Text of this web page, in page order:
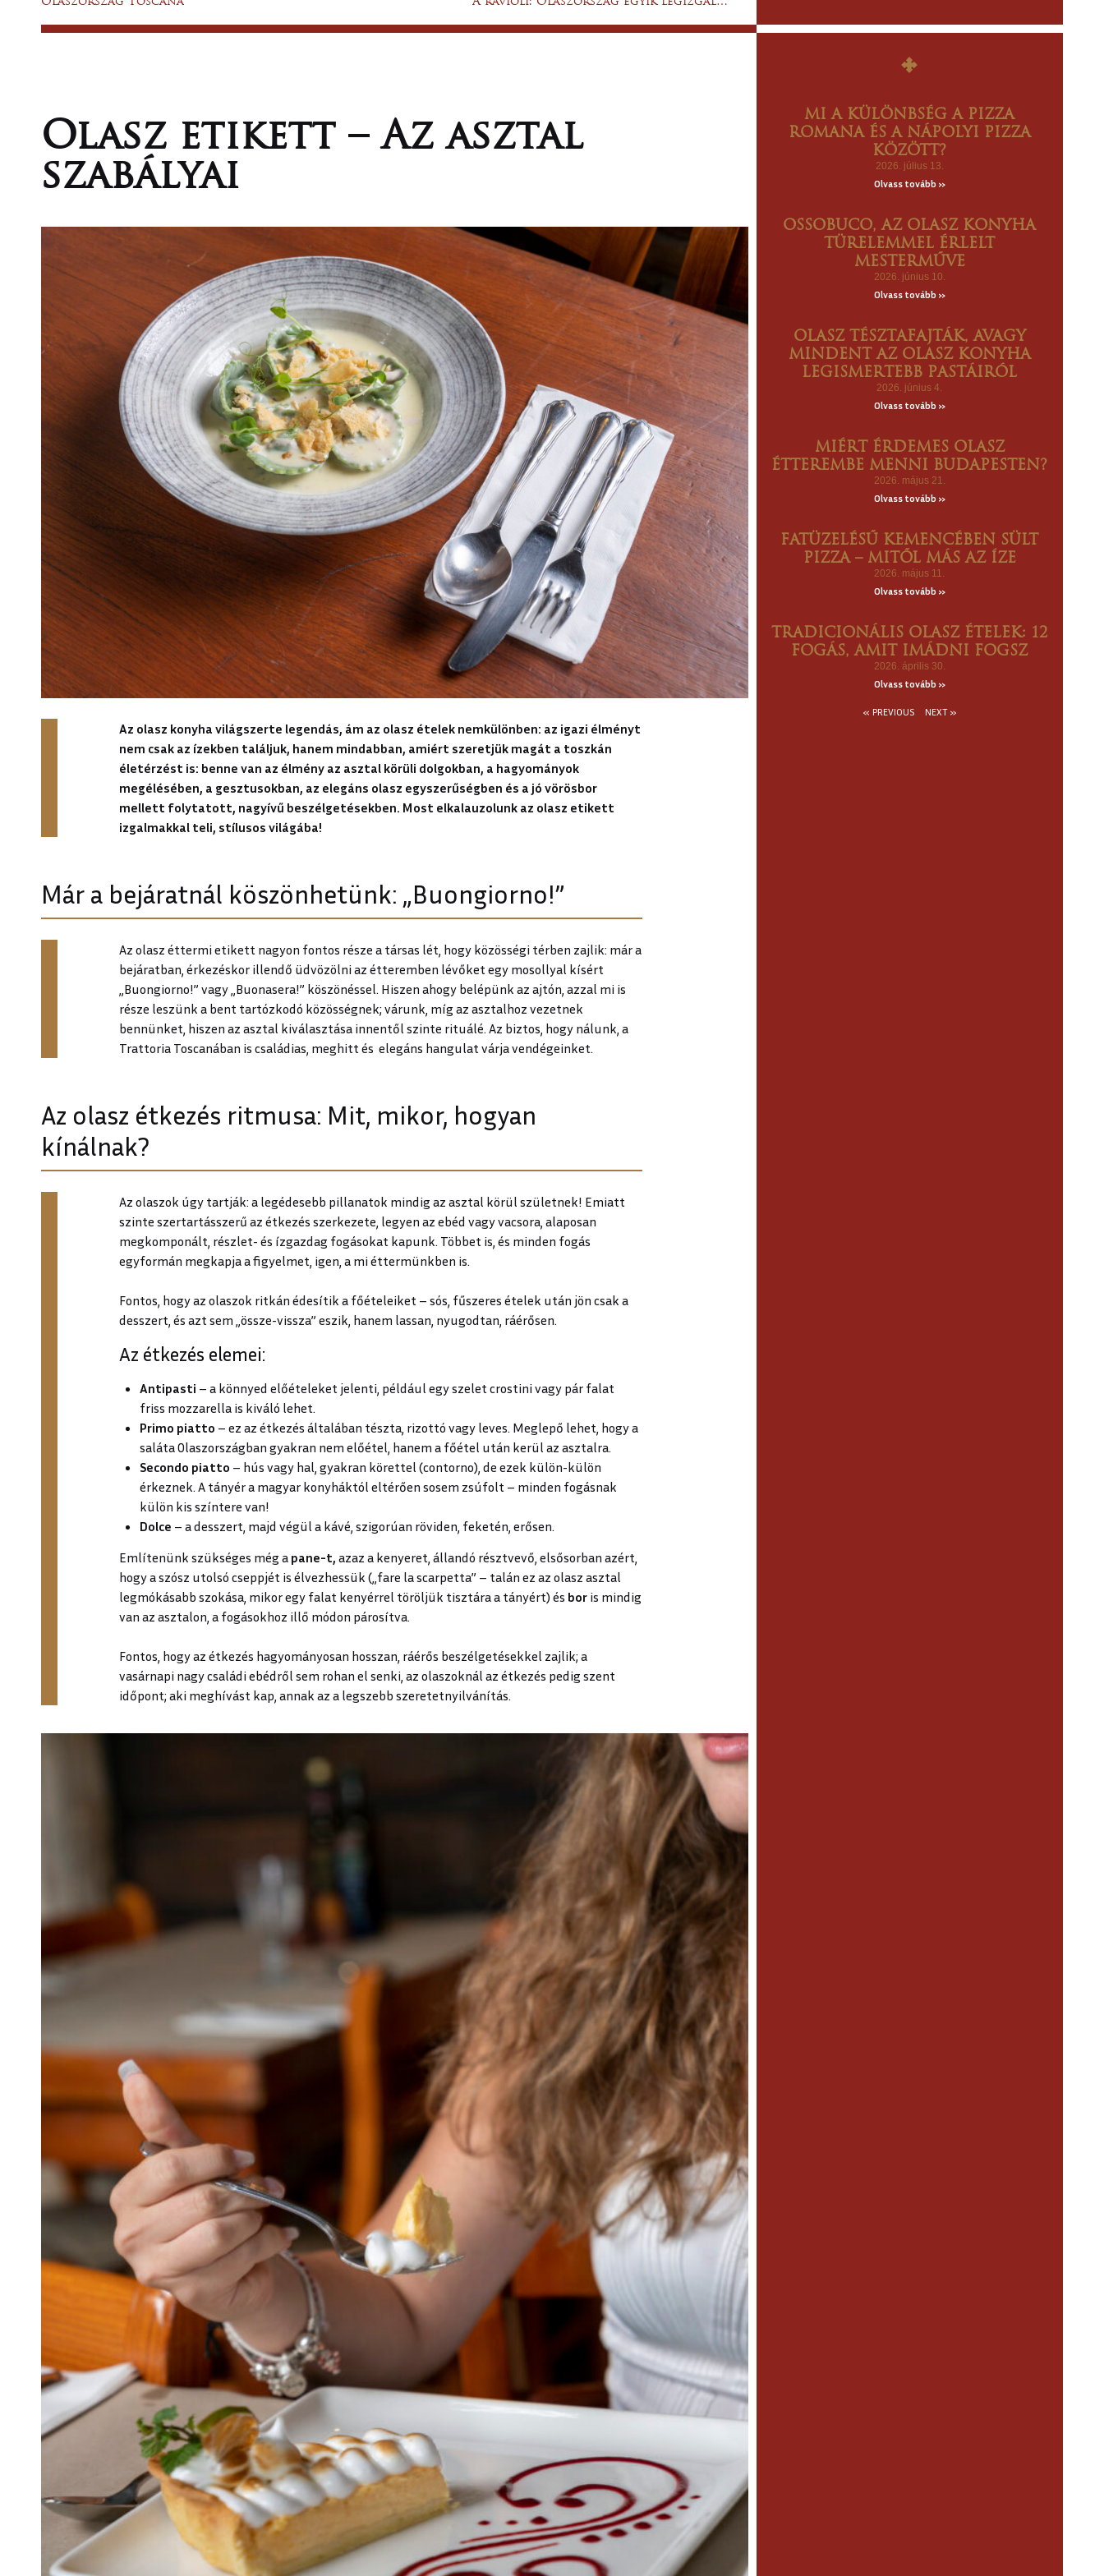
ITALLAP
TOSZKÁNÁBA
KAPCSOLAT
Olasz etikett – Az asztal
szabályai
Az olasz konyha világszerte legendás, ám az olasz ételek nemkülönben: az igazi élményt
nem csak az ízekben találjuk, hanem mindabban, amiért szeretjük magát a toszkán
életérzést is: benne van az élmény az asztal körüli dolgokban, a hagyományok
megélésében, a gesztusokban, az elegáns olasz egyszerűségben és a jó vörösbor
mellett folytatott, nagyívű beszélgetésekben. Most elkalauzolunk az olasz etikett
izgalmakkal teli, stílusos világába!
Már a bejáratnál köszönhetünk: „Buongiorno!”
Az olasz éttermi etikett nagyon fontos része a társas lét, hogy közösségi térben zajlik: már a
bejáratban, érkezéskor illendő üdvözölni az étteremben lévőket egy mosollyal kísért
„Buongiorno!” vagy „Buonasera!” köszönéssel. Hiszen ahogy belépünk az ajtón, azzal mi is
része leszünk a bent tartózkodó közösségnek; várunk, míg az asztalhoz vezetnek
bennünket, hiszen az asztal kiválasztása innentől szinte rituálé. Az biztos, hogy nálunk, a
Trattoria Toscanában is családias, meghitt és elegáns hangulat várja vendégeinket.
Az olasz étkezés ritmusa: Mit, mikor, hogyan
kínálnak?
Az olaszok úgy tartják: a legédesebb pillanatok mindig az asztal körül születnek! Emiatt
szinte szertartásszerű az étkezés szerkezete, legyen az ebéd vagy vacsora, alaposan
megkomponált, részlet- és ízgazdag fogásokat kapunk. Többet is, és minden fogás
egyformán megkapja a figyelmet, igen, a mi éttermünkben is.
Fontos, hogy az olaszok ritkán édesítik a főételeiket – sós, fűszeres ételek után jön csak a
desszert, és azt sem „össze-vissza” eszik, hanem lassan, nyugodtan, ráérősen.
Az étkezés elemei:
Antipasti – a könnyed előételeket jelenti, például egy szelet crostini vagy pár falat
friss mozzarella is kiváló lehet.
Primo piatto – ez az étkezés általában tészta, rizottó vagy leves. Meglepő lehet, hogy a
saláta Olaszországban gyakran nem előétel, hanem a főétel után kerül az asztalra.
Secondo piatto – hús vagy hal, gyakran körettel (contorno), de ezek külön-külön
érkeznek. A tányér a magyar konyháktól eltérően sosem zsúfolt – minden fogásnak
külön kis színtere van!
Dolce – a desszert, majd végül a kávé, szigorúan röviden, feketén, erősen.
Említenünk szükséges még a pane-t, azaz a kenyeret, állandó résztvevő, elsősorban azért,
hogy a szósz utolsó cseppjét is élvezhessük („fare la scarpetta” – talán ez az olasz asztal
legmókásabb szokása, mikor egy falat kenyérrel töröljük tisztára a tányért) és bor is mindig
van az asztalon, a fogásokhoz illő módon párosítva.
Fontos, hogy az étkezés hagyományosan hosszan, ráérős beszélgetésekkel zajlik; a
vasárnapi nagy családi ebédről sem rohan el senki, az olaszoknál az étkezés pedig szent
időpont; aki meghívást kap, annak az a legszebb szeretetnyilvánítás.
MI A KÜLÖNBSÉG A PIZZA
ROMANA ÉS A NÁPOLYI PIZZA
KÖZÖTT?
2026. július 13.
Olvass tovább »
OSSOBUCO, AZ OLASZ KONYHA
TÜRELEMMEL ÉRLELT
MESTERMŰVE
2026. június 10.
Olvass tovább »
OLASZ TÉSZTAFAJTÁK, AVAGY
MINDENT AZ OLASZ KONYHA
LEGISMERTEBB PASTÁIRÓL
2026. június 4.
Olvass tovább »
MIÉRT ÉRDEMES OLASZ
ÉTTEREMBE MENNI BUDAPESTEN?
2026. május 21.
Olvass tovább »
FATÜZELÉSŰ KEMENCÉBEN SÜLT
PIZZA – MITŐL MÁS AZ ÍZE
2026. május 11.
Olvass tovább »
TRADICIONÁLIS OLASZ ÉTELEK: 12
FOGÁS, AMIT IMÁDNI FOGSZ
2026. április 30.
Olvass tovább »
« PREVIOUS NEXT »